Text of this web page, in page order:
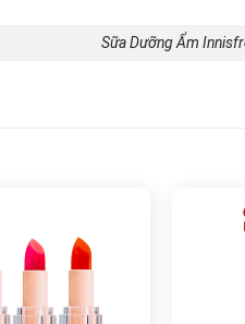
Sữa Dưỡng Ẩm